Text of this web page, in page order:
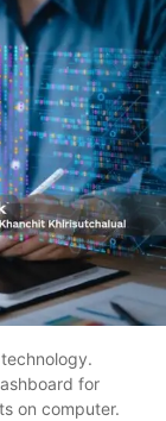
for
on computer.